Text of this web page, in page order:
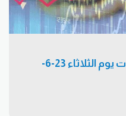
التحليل الفني اليومي للعملات يوم الثلاثاء 23-6-